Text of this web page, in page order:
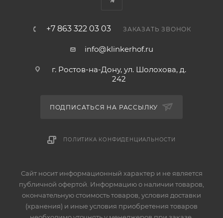
+7 863 322 03 03 ЗАКАЗАТЬ ЗВОНОК
info@klinkerhof.ru
г. Ростов-на-Дону, ул. Шолохова, д.
242
ПОДПИСАТЬСЯ НА РАССЫЛКУ
ПОЛИТИКА КОНФИДЕНЦИАЛЬНОСТИ
Сайт носит информационный характер и не является
публичной офертой. Информацию о наличии товаров,
окончательную стоимость товаров, условия доставки
(хранения) и иные условия приобретения товаров